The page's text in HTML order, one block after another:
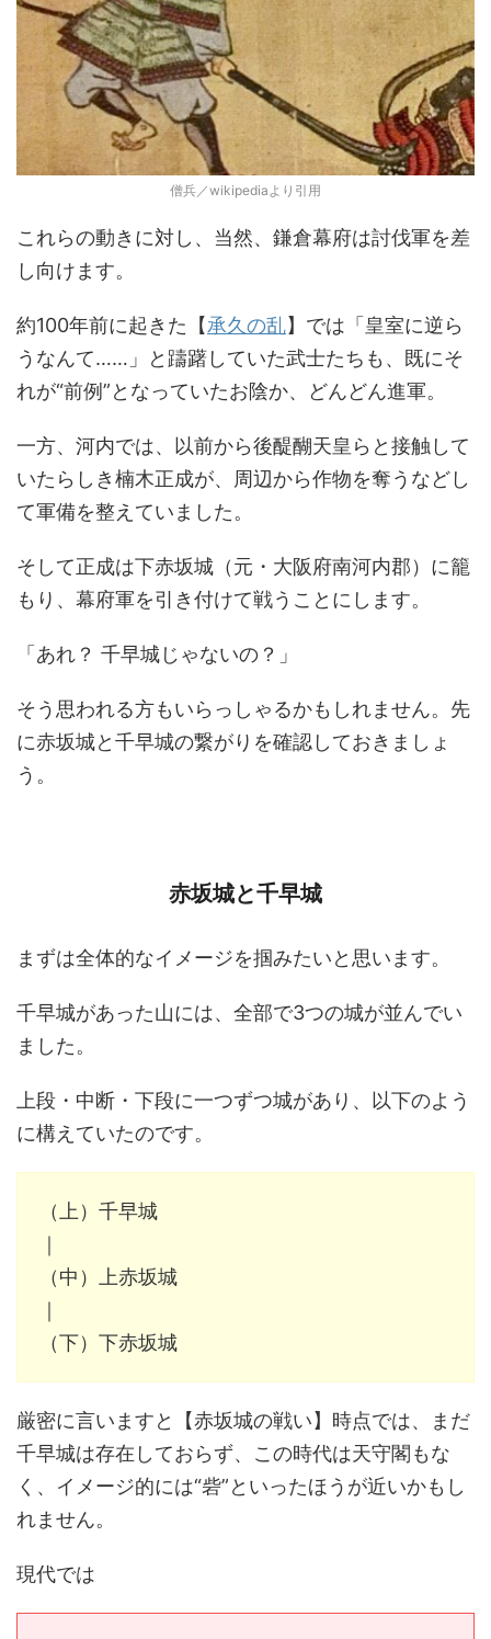
僧兵／wikipediaより引用
これらの動きに対し、当然、鎌倉幕府は討伐軍を差
し向けます。
約100年前に起きた【承久の乱】では「皇室に逆ら
うなんて……」と躊躇していた武士たちも、既にそ
れが“前例”となっていたお陰か、どんどん進軍。
一方、河内では、以前から後醍醐天皇らと接触して
いたらしき楠木正成が、周辺から作物を奪うなどし
て軍備を整えていました。
そして正成は下赤坂城（元・大阪府南河内郡）に籠
もり、幕府軍を引き付けて戦うことにします。
「あれ？ 千早城じゃないの？」
そう思われる方もいらっしゃるかもしれません。先
に赤坂城と千早城の繋がりを確認しておきましょ
う。
赤坂城と千早城
まずは全体的なイメージを掴みたいと思います。
千早城があった山には、全部で3つの城が並んでい
ました。
上段・中断・下段に一つずつ城があり、以下のよう
に構えていたのです。
（上）千早城
｜
（中）上赤坂城
｜
（下）下赤坂城
厳密に言いますと【赤坂城の戦い】時点では、まだ
千早城は存在しておらず、この時代は天守閣もな
く、イメージ的には“砦”といったほうが近いかもし
れません。
現代では